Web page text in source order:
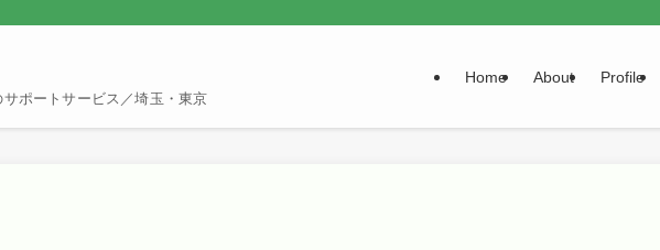
ポートサービス／埼玉・東京
Home About Profile